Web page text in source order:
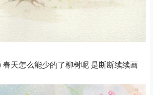
春天怎么能少的了柳树呢 是断断续续画